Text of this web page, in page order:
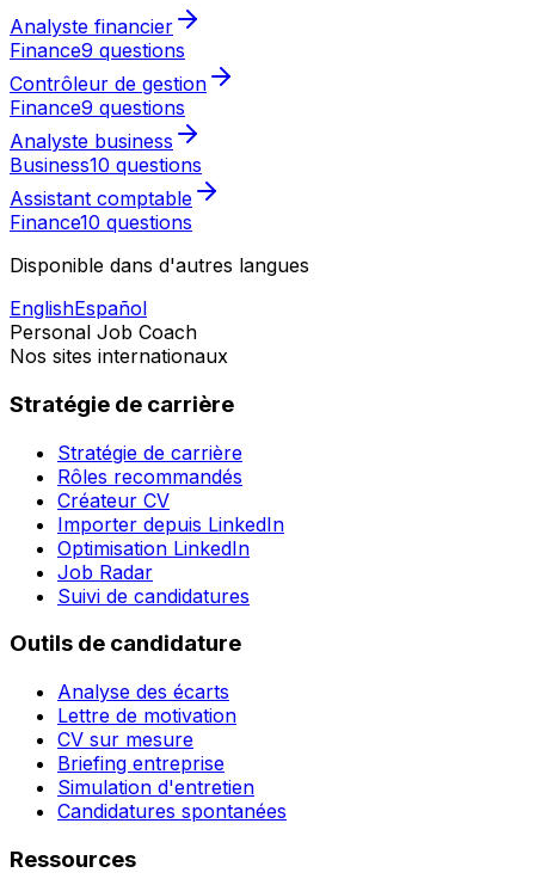
Analyste financier
Finance9 questions
Contrôleur de gestion
Finance9 questions
Analyste business
Business10 questions
Assistant comptable
Finance10 questions
Disponible dans d'autres langues
EnglishEspañol
Personal Job Coach
Nos sites internationaux
Stratégie de carrière
Stratégie de carrière
Rôles recommandés
Créateur CV
Importer depuis LinkedIn
Optimisation LinkedIn
Job Radar
Suivi de candidatures
Outils de candidature
Analyse des écarts
Lettre de motivation
CV sur mesure
Briefing entreprise
Simulation d'entretien
Candidatures spontanées
Ressources